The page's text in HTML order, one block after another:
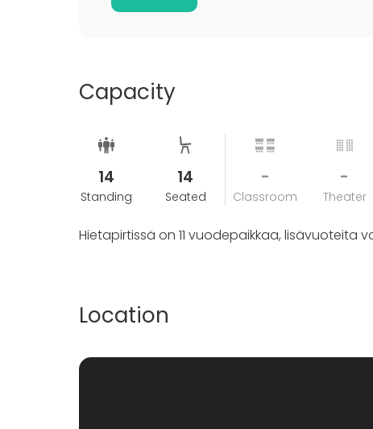
Capacity
14
Standing
14
Seated
-
Classroom
-
Theater
Hietapirtissä on 11 vuodepaikkaa, lisävuoteita
Location